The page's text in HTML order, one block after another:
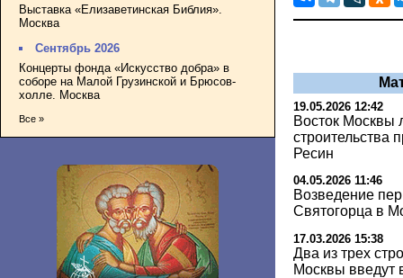
Выставка «Елизаветинская Библия».
Москва
Сентябрь 2026
Концерты фонда «Искусство добра» в
соборе на Малой Грузинской и Брюсов-
холле. Москва
Все »
19.05.2026 12:42
Восток Москвы
строительства
Ресин
04.05.2026 11:46
Возведение
Святогорца в
17.03.2026 15:38
Два из трех
Москвы введут